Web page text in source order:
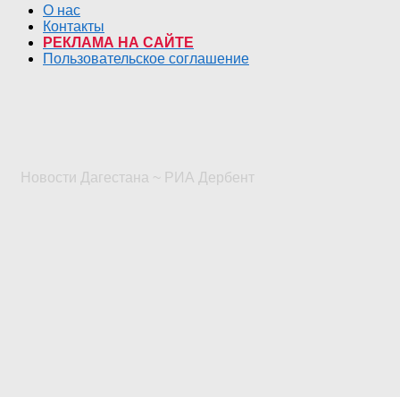
О нас
Контакты
РЕКЛАМА НА САЙТЕ
Пользовательское соглашение
Новости Дагестана ~ РИА Дербент